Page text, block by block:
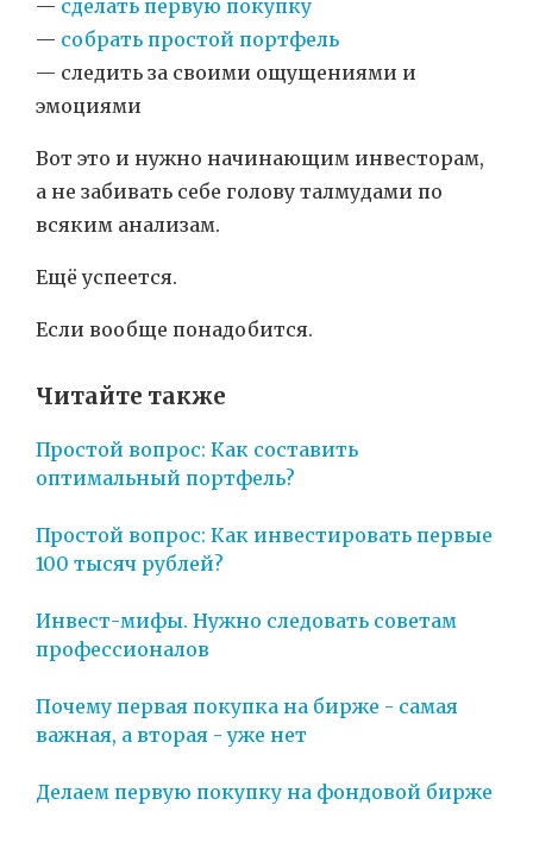
— сделать первую покупку
— собрать простой портфель
— следить за своими ощущениями и
эмоциями
Вот это и нужно начинающим инвесторам,
а не забивать себе голову талмудами по
всяким анализам.
Ещё успеется.
Если вообще понадобится.
Читайте также
Простой вопрос: Как составить
оптимальный портфель?
Простой вопрос: Как инвестировать первые
100 тысяч рублей?
Инвест-мифы. Нужно следовать советам
профессионалов
Почему первая покупка на бирже - самая
важная, а вторая - уже нет
Делаем первую покупку на фондовой бирже